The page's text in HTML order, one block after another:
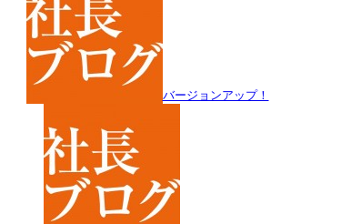
バージョンアップ！